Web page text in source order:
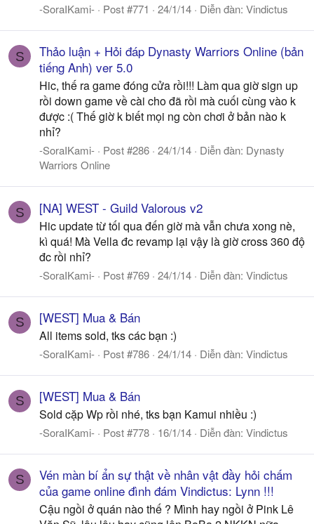
-SoraIKami- Post #771 24/1/14 Diễn đàn: Vindictus
S
Thảo luận + Hỏi đáp Dynasty Warriors Online (bản
tiếng Anh) ver 5.0
Hic, thế ra game đóng cửa rồi!!! Làm qua giờ sign up
rồi down game về cài cho đã rồi mà cuối cùng vào k
được :( Thế giờ k biết mọi ng còn chơi ở bản nào k
nhỉ?
-SoraIKami- Post #286 24/1/14 Diễn đàn: Dynasty
Warriors Online
S [NA] WEST - Guild Valorous v2
Hic update từ tối qua đến giờ mà vẫn chưa xong nè,
kì quá! Mà Vella đc revamp lại vậy là giờ cross 360 độ
đc rồi nhỉ?
-SoraIKami- Post #769 24/1/14 Diễn đàn: Vindictus
S [WEST] Mua & Bán
All items sold, tks các bạn :)
-SoraIKami- Post #786 24/1/14 Diễn đàn: Vindictus
S [WEST] Mua & Bán
Sold cặp Wp rồi nhé, tks bạn Kamui nhiều :)
-SoraIKami- Post #778 16/1/14 Diễn đàn: Vindictus
S
Vén màn bí ẩn sự thật về nhân vật đầy hỏi chấm
của game online đình đám Vindictus: Lynn !!!
Cậu ngồi ở quán nào thế ? Mình hay ngồi ở Pink Lê